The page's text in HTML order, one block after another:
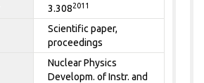
3.3082011
Scientific paper,
proceedings
Nuclear Physics
Developm. of Instr. and